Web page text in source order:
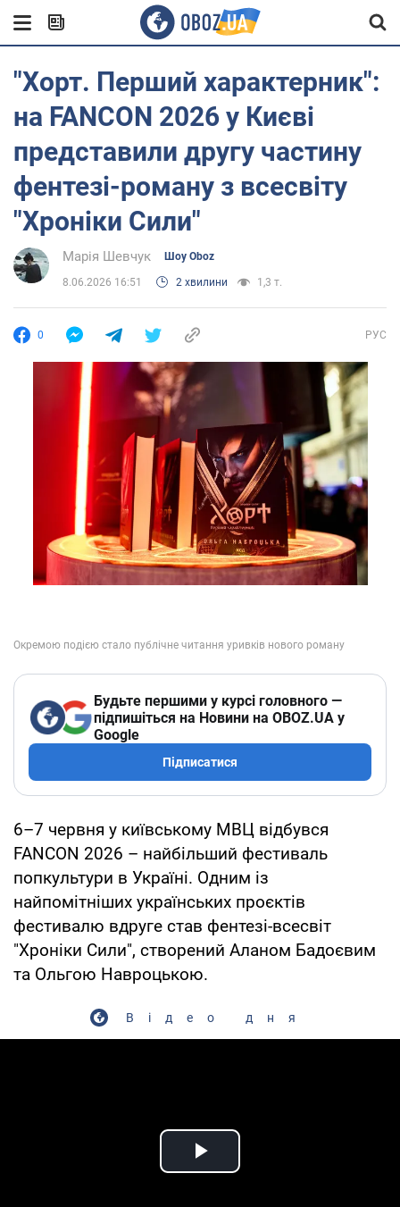
"Хорт. Перший характерник":
на FANCON 2026 у Києві
представили другу частину
фентезі-роману з всесвіту
"Хроніки Сили"
Марія Шевчук Шоу Oboz
8.06.2026 16:51 2 хвилини 1,3 т.
0 РУС
Будьте першими у курсі головного —
підпишіться на Новини на OBOZ.UA у
Google
Підписатися
6–7 червня у київському МВЦ відбувся
FANCON 2026 – найбільший фестиваль
попкультури в Україні. Одним із
найпомітніших українських проєктів
фестивалю вдруге став фентезі-всесвіт
"Хроніки Сили", створений Аланом Бадоєвим
та Ольгою Навроцькою.
Відео дня
Play Video